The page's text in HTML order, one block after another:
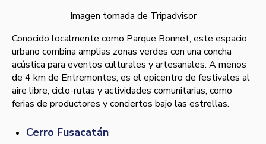
Imagen tomada de Tripadvisor
Conocido localmente como Parque Bonnet, este espacio
urbano combina amplias zonas verdes con una concha
acústica para eventos culturales y artesanales. A menos
de 4 km de Entremontes, es el epicentro de festivales al
aire libre, ciclo-rutas y actividades comunitarias, como
ferias de productores y conciertos bajo las estrellas.
Cerro Fusacatán